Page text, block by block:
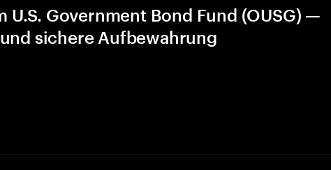
U.S. Government Bond Fund (OUSG) —
sichere Aufbewahrung